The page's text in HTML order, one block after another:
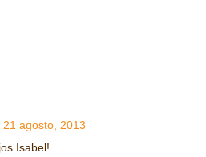
21 agosto, 2013
Isabel!